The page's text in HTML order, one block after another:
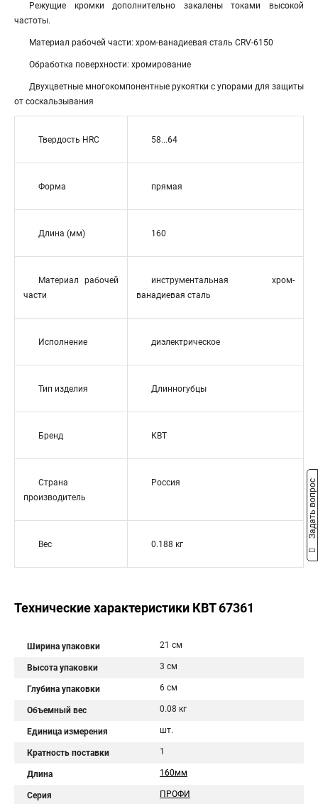
Режущие кромки дополнительно закалены токами высокой
частоты.
Материал рабочей части: хром-ванадиевая сталь CRV-6150
Обработка поверхности: хромирование
Двухцветные многокомпонентные рукоятки с упорами для защиты
от соскальзывания
Твердость HRC 58...64
Форма прямая
Длина (мм) 160
Материал рабочей
части
инструментальная хром-
ванадиевая сталь
Исполнение диэлектрическое
Тип изделия Длинногубцы
Бренд КВТ
Страна
производитель
Россия
Вес 0.188 кг
Технические характеристики КВТ 67361
Ширина упаковки 21 см
Высота упаковки 3 см
Глубина упаковки 6 см
Объемный вес 0.08 кг
Единица измерения шт.
Кратность поставки 1
Длина 160мм
Серия ПРОФИ
Задать вопрос